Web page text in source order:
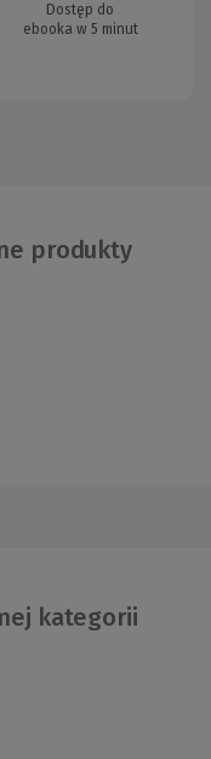
Dostęp do
ebooka w 5 minut
produkty
kategorii